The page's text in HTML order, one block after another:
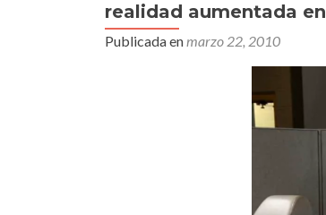
realidad aumentada
Publicada enmarzo 22, 2010